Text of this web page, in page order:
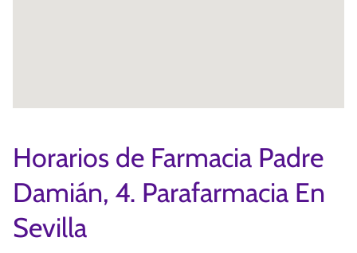
Horarios de Farmacia Padre
Damián, 4. Parafarmacia En
Sevilla